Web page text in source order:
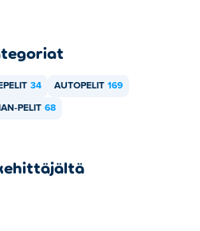
tietokoneellasi ja
34 AUTOPELIT 169
PELIT 68